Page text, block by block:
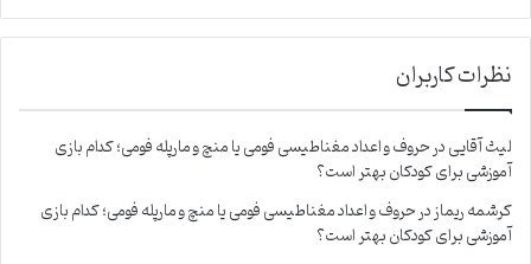
نظرات کاربران
لیث آقاییدرحروف و اعداد مغناطیسی فومی یا منچ و مارپله فومی؛ کدام بازی
آموزشی برای کودکان بهتر است؟
کرشمه ریمازدرحروف و اعداد مغناطیسی فومی یا منچ و مارپله فومی؛ کدام بازی
آموزشی برای کودکان بهتر است؟